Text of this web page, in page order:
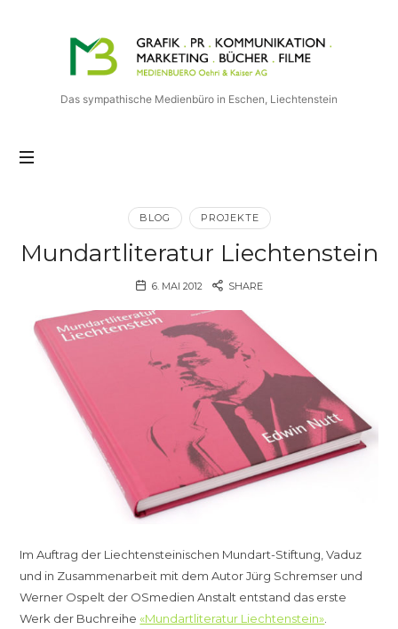
Medienbuero
Oehri
&
Kaiser
AG
Das sympathische Medienbüro in Eschen, Liechtenstein
BLOG PROJEKTE
Mundartliteratur Liechtenstein
6. MAI 2012 SHARE
Im Auftrag der Liechtensteinischen Mundart-Stiftung, Vaduz
und in Zusammenarbeit mit dem Autor Jürg Schremser und
Werner Ospelt der OSmedien Anstalt entstand das erste
Werk der Buchreihe«Mundartliteratur Liechtenstein».